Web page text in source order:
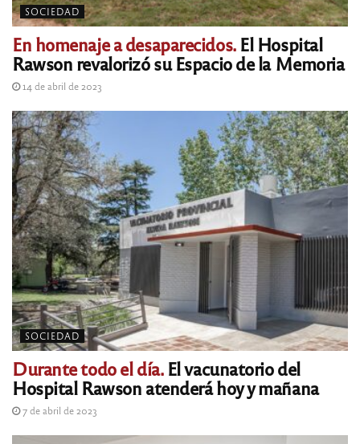
SOCIEDAD
En homenaje a desaparecidos.El Hospital
Rawson revalorizó su Espacio de la Memoria
14 de abril de 2023
SOCIEDAD
Durante todo el día.El vacunatorio del
Hospital Rawson atenderá hoy y mañana
7 de abril de 2023